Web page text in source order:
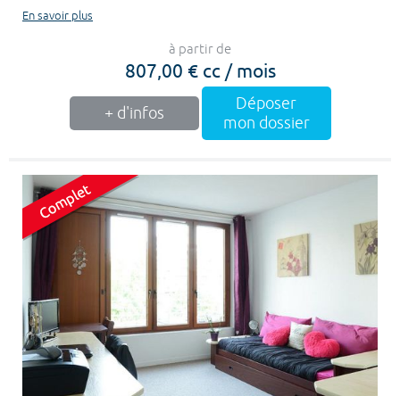
En savoir plus
à partir de
807,00 € cc / mois
+ d'infos
Déposer
mon dossier